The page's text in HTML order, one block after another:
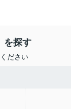
を探す
ださい